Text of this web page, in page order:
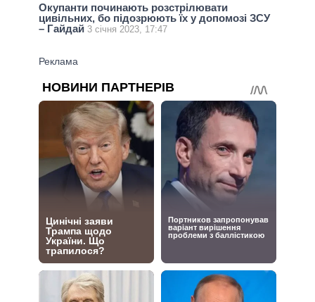
Окупанти починають розстрілювати
цивільних, бо підозрюють їх у допомозі ЗСУ
– Гайдай 3 січня 2023, 17:47